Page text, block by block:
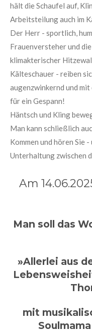
hält die Schaufel auf,
Arbeitsteilung auch im
Der Herr - sportlich,
Frauenversteher und
klimakterischer
Kälteschauer - reiben
augenzwinkernd und
für ein Gespann!
Häntsch und Kling
Man kann schließlich
Kommen und hören Sie
Unterhaltung zwischen
Am
Man soll das
»Allerlei aus
mit